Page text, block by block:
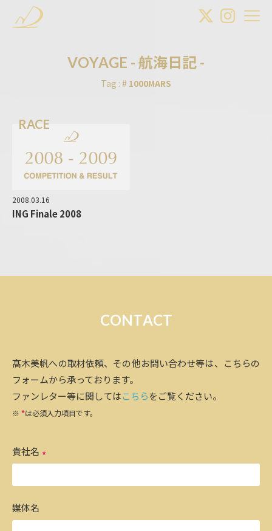
VOYAGE - 航海日記 -
Tag : # 1000MARS
RACE
2008.03.16
ING Finale 2008
CONTACT
髙木美帆への取材依頼、その他お問い合わせ等は、こちらの
フォームから承っております。
ファンレター等に関してはこちらをご覧ください。
※ *は必須入力項目です。
貴社名
媒体名